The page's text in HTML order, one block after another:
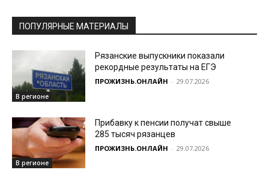
ПОПУЛЯРНЫЕ МАТЕРИАЛЫ
В регионе
Рязанские выпускники показали
рекордные результаты на ЕГЭ
ПРОЖИЗНЬ.ОНЛАЙН - 29.07.2026
В регионе
Прибавку к пенсии получат свыше
285 тысяч рязанцев
ПРОЖИЗНЬ.ОНЛАЙН - 29.07.2026